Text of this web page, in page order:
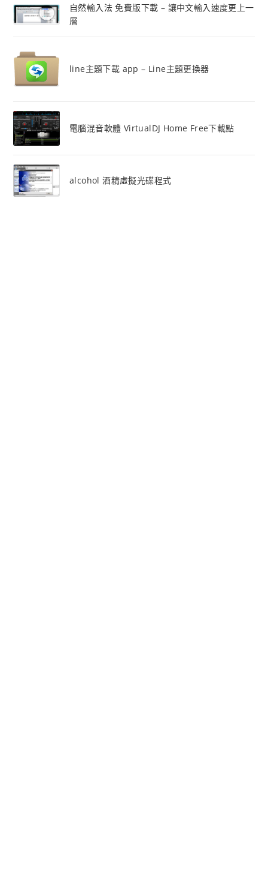
自然輸入法 免費版下載 – 讓中文輸入速度更上一
層
line主題下載 app – Line主題更換器
電腦混音軟體 VirtualDJ Home Free下載點
alcohol 酒精虛擬光碟程式